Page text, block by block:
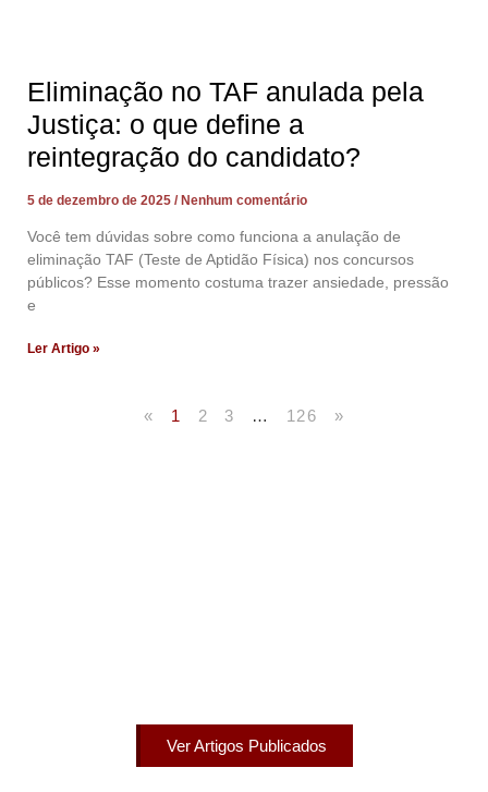
Eliminação no TAF anulada pela
Justiça: o que define a
reintegração do candidato?
5 de dezembro de 2025 Nenhum comentário
Você tem dúvidas sobre como funciona a anulação de
eliminação TAF (Teste de Aptidão Física) nos concursos
públicos? Esse momento costuma trazer ansiedade, pressão
e
Ler Artigo »
« 1 2 3 … 126 »
Ver Artigos Publicados